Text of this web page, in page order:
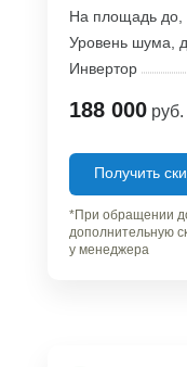
На площадь до,
Уровень шума,
Инвертор
188 000 руб.
Получить
*При обращении
дополнительную
у менеджера